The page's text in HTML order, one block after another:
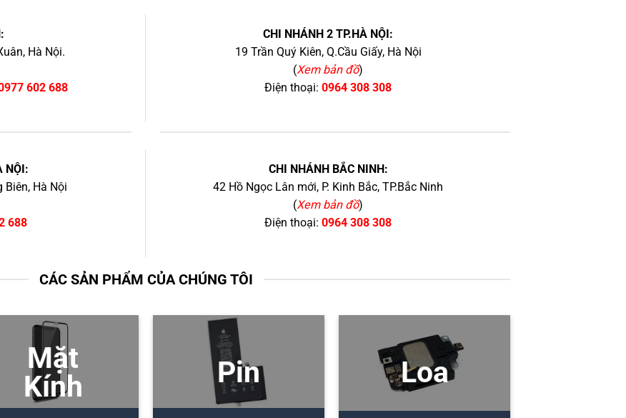
Hà Nội.
602 688
CHI NHÁNH 2 TP.HÀ NỘI:
19 Trần Quý Kiên, Q.Cầu Giấy, Hà Nội
(Xem bản đồ)
Điện thoại: 0964 308 308
NỘI:
Biên, Hà Nội
688
CHI NHÁNH BẮC NINH:
42 Hồ Ngọc Lân mới, P. Kinh Bắc, TP.Bắc Ninh
(Xem bản đồ)
Điện thoại: 0964 308 308
CÁC SẢN PHẨM CỦA CHÚNG TÔI
Mặt
Kính
Pin Loa